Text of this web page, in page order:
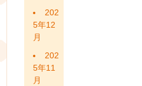
202
5年12
月
202
5年11
月